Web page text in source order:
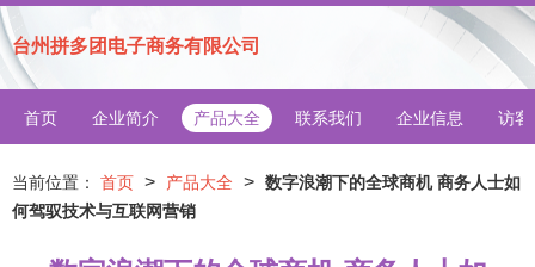
台州拼多团电子商务有限公司
首页 企业简介 产品大全 联系我们 企业信息 访客
当前位置： 首页 > 产品大全 > 数字浪潮下的全球商机 商务人士如
何驾驭技术与互联网营销